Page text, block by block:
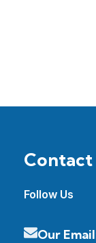
Contact
Follow Us
Our